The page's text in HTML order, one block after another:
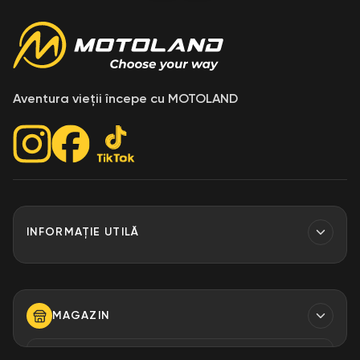
scarite pentru picioare
sistem iluminare LED
optional, applicatia de navigatie turn-by-turn
port USB tip C standard
Aventura vieții începe cu MOTOLAND
INFORMAȚIE UTILĂ
Despre Noi
MAGAZIN